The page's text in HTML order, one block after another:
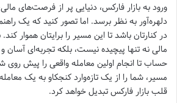
ورود به بازار فارکس، دنیایی پر از فرصت‌های
دلهره‌آور به نظر برسد. اما تصور کنید که یک
در کنارتان باشد تا این مسیر را برایتان هموار کند.
مالی نه تنها پیچیده نیست، بلکه تجربه‌ای
حساب تا انجام اولین معامله واقعی را پیش روی
مسیر، شما را از یک تازه‌وارد کنجکاو به یک
قلب بازار فارکس تبدیل خواهد کرد.